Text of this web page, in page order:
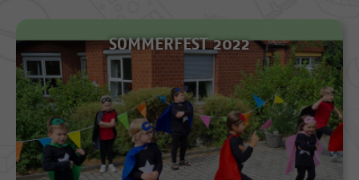
SOMMERFEST 2022